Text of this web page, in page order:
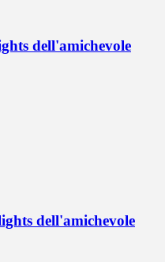
dell'amichevole
dell'amichevole